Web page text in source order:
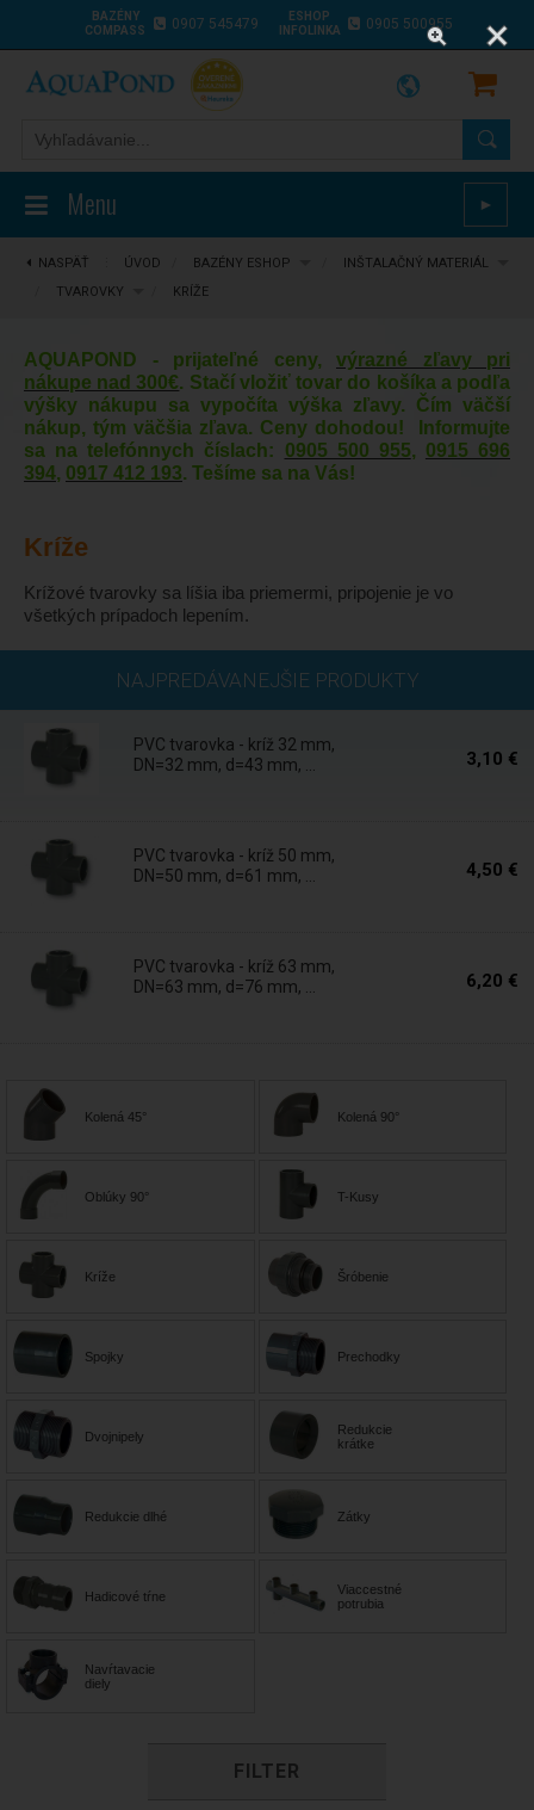
BAZÉNY
COMPASS
0907 545479
ESHOP
INFOLINKA
0905 500955
Menu ►
NASPÄŤ ÚVOD BAZÉNY ESHOP
INŠTALAČNÝ MATERIÁL
TVAROVKY KRÍŽE
AQUAPOND - prijateľné ceny, výrazné zľavy pri
nákupe nad 300€. Stačí vložiť tovar do košíka a podľa
výšky nákupu sa vypočíta výška zľavy. Čím väčší
nákup, tým väčšia zľava. Ceny dohodou! Informujte
sa na telefónnych číslach: 0905 500 955, 0915 696
394, 0917 412 193. Tešíme sa na Vás!
Kríže
Krížové tvarovky sa líšia iba priemermi, pripojenie je vo
všetkých prípadoch lepením.
NAJPREDÁVANEJŠIE PRODUKTY
PVC tvarovka - kríž 32 mm,
DN=32 mm, d=43 mm, ...
3,10 €
PVC tvarovka - kríž 50 mm,
DN=50 mm, d=61 mm, ...
4,50 €
PVC tvarovka - kríž 63 mm,
DN=63 mm, d=76 mm, ...
6,20 €
Kolená 45° Kolená 90°
Oblúky 90° T-Kusy
Kríže Šróbenie
Spojky Prechodky
Dvojnipely
Redukcie
krátke
Redukcie dlhé Zátky
Hadicové tŕne
Viaccestné
potrubia
Navŕtavacie
diely
FILTER